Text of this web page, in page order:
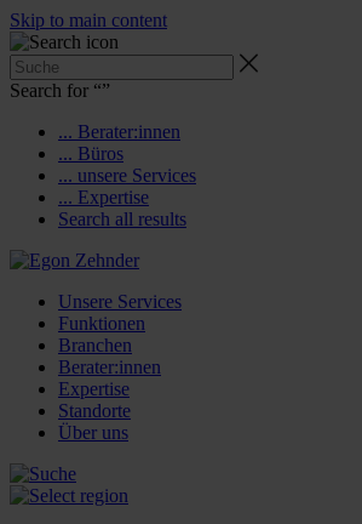
Skip to main content
Search for “”
... Berater:innen
... Büros
... unsere Services
... Expertise
Search all results
Unsere Services
Funktionen
Branchen
Berater:innen
Expertise
Standorte
Über uns